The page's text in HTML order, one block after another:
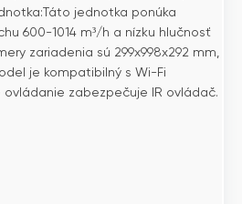
jednotka ponúka
600-1014 m³/h a nízku hlučnosť
zariadenia sú 299x998x292 mm,
je kompatibilný s Wi-Fi
zabezpečuje IR ovládač.